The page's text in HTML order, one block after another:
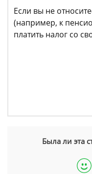
Если вы не
(например, к
платить налог со
Была ли эта